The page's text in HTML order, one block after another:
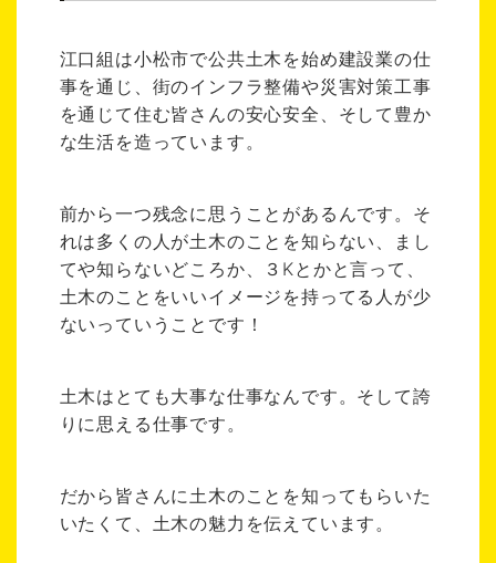
江口組は小松市で公共土木を始め建設業の仕
事を通じ、街のインフラ整備や災害対策工事
を通じて住む皆さんの安心安全、そして豊か
な生活を造っています。
前から一つ残念に思うことがあるんです。そ
れは多くの人が土木のことを知らない、まし
てや知らないどころか、３Kとかと言って、
土木のことをいいイメージを持ってる人が少
ないっていうことです！
土木はとても大事な仕事なんです。そして誇
りに思える仕事です。
だから皆さんに土木のことを知ってもらいた
いたくて、土木の魅力を伝えています。